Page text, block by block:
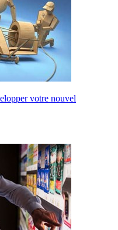
votre nouvel